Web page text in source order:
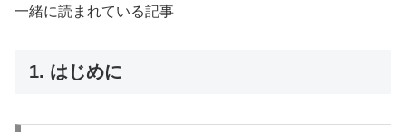
一緒に読まれている記事
1. はじめに